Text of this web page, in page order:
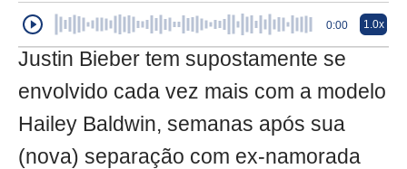
0:00 1.0x
Justin Bieber tem supostamente se
envolvido cada vez mais com a modelo
Hailey Baldwin, semanas após sua
(nova) separação com ex-namorada